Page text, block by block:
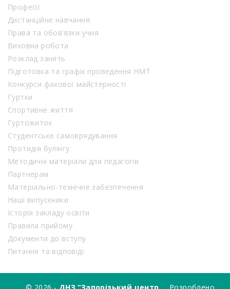
Професії
Дистанційне навчання
Права та обов’язки учня
Виховна робота
Розклад занять
Підготовка та графік проведення НМТ
Конкурси фахової майстерності
Гуртки
Спортивне життя
Гуртожиток
Студентське самоврядування
Протидія булінгу
Методичні матеріали для педагогів
Партнерам
Матеріально-технічне забезпечення
Наші випускники
Історія закладу освіти
Правила прийому
Документи до вступу
Питання та відповіді